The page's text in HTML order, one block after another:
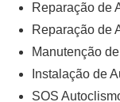
Reparação de
Reparação de
Manutenção
Instalação de
SOS